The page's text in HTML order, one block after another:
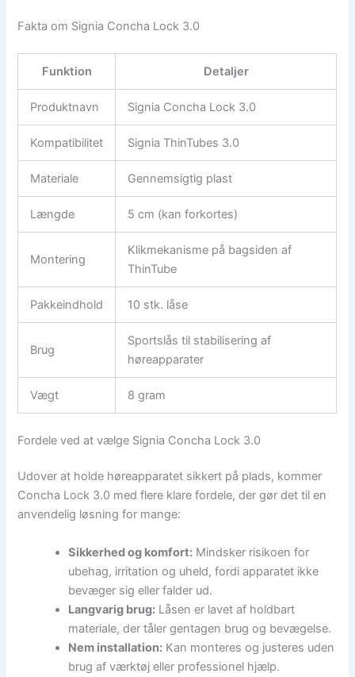
Fakta om Signia Concha Lock 3.0
Funktion Detaljer
Produktnavn Signia Concha Lock 3.0
Kompatibilitet Signia ThinTubes 3.0
Materiale Gennemsigtig plast
Længde 5 cm (kan forkortes)
Montering
Klikmekanisme på bagsiden af
ThinTube
Pakkeindhold 10 stk. låse
Brug
Sportslås til stabilisering af
høreapparater
Vægt 8 gram
Fordele ved at vælge Signia Concha Lock 3.0
Udover at holde høreapparatet sikkert på plads, kommer
Concha Lock 3.0 med flere klare fordele, der gør det til en
anvendelig løsning for mange:
Sikkerhed og komfort: Mindsker risikoen for
ubehag, irritation og uheld, fordi apparatet ikke
bevæger sig eller falder ud.
Langvarig brug: Låsen er lavet af holdbart
materiale, der tåler gentagen brug og bevægelse.
Nem installation: Kan monteres og justeres uden
brug af værktøj eller professionel hjælp.